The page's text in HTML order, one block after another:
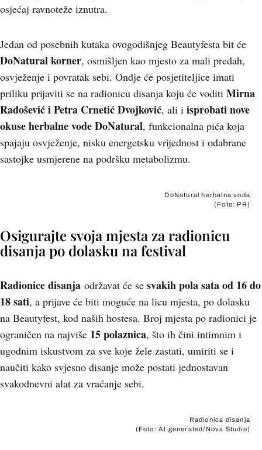
osjećaj ravnoteže iznutra.
Jedan od posebnih kutaka ovogodišnjeg Beautyfesta bit će
DoNatural korner, osmišljen kao mjesto za mali predah,
osvježenje i povratak sebi. Ondje će posjetiteljice imati
priliku prijaviti se na radionicu disanja koju će voditi Mirna
Radošević i Petra Crnetić Dvojković, ali i isprobati nove
okuse herbalne vode DoNatural, funkcionalna pića koja
spajaju osvježenje, nisku energetsku vrijednost i odabrane
sastojke usmjerene na podršku metabolizmu.
DoNatural herbalna voda
(Foto: PR)
Osigurajte svoja mjesta za radionicu
disanja po dolasku na festival
Radionice disanja održavat će se svakih pola sata od 16 do
18 sati, a prijave će biti moguće na licu mjesta, po dolasku
na Beautyfest, kod naših hostesa. Broj mjesta po radionici je
ograničen na najviše 15 polaznica, što ih čini intimnim i
ugodnim iskustvom za sve koje žele zastati, umiriti se i
naučiti kako svjesno disanje može postati jednostavan
svakodnevni alat za vraćanje sebi.
Radionica disanja
(Foto: AI generated/Nova Studio)